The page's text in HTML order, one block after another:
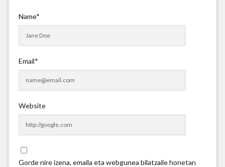
Name*
Email*
Website
Gorde nire izena, emaila eta webgunea bilatzaile honetan